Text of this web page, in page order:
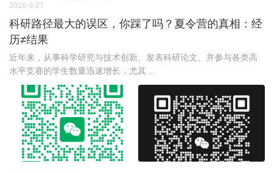
2026-3-27
科研路径最大的误区，你踩了吗？夏令营的真相：经
历≠结果
近年来，从事科学研究与技术创新、发表科研论文、并参与各类高
水平竞赛的学生数量迅速增长，尤其 ...